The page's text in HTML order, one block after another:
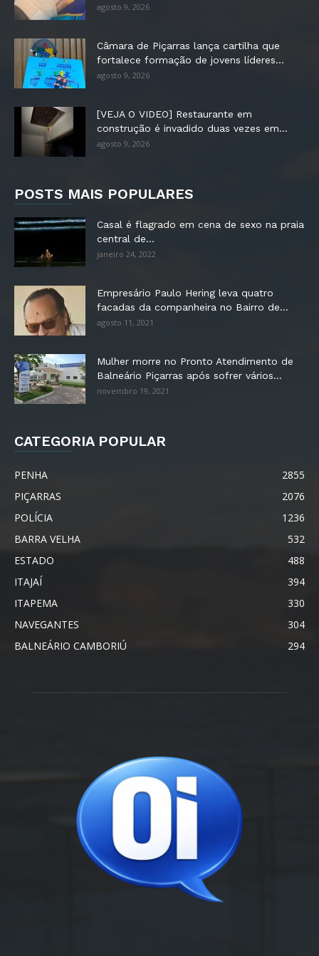
agosto 9, 2026
Câmara de Piçarras lança cartilha que
fortalece formação de jovens líderes...
agosto 9, 2026
[VEJA O VIDEO] Restaurante em
construção é invadido duas vezes em...
agosto 9, 2026
POSTS MAIS POPULARES
Casal é flagrado em cena de sexo na praia
central de...
janeiro 24, 2022
Empresário Paulo Hering leva quatro
facadas da companheira no Bairro de...
agosto 11, 2021
Mulher morre no Pronto Atendimento de
Balneário Piçarras após sofrer vários...
novembro 19, 2021
CATEGORIA POPULAR
PENHA
2855
PIÇARRAS
2076
POLÍCIA
1236
BARRA VELHA
532
ESTADO
488
ITAJAÍ
394
ITAPEMA
330
NAVEGANTES
304
BALNEÁRIO CAMBORIÚ
294